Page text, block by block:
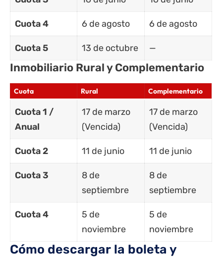
Cuota 4 6 de agosto 6 de agosto
Cuota 5 13 de octubre —
Inmobiliario Rural y Complementario
Cuota Rural Complementario
Cuota 1 /
Anual
17 de marzo
(Vencida)
17 de marzo
(Vencida)
Cuota 2 11 de junio 11 de junio
Cuota 3
8 de
septiembre
8 de
septiembre
Cuota 4
5 de
noviembre
5 de
noviembre
Cómo descargar la boleta y